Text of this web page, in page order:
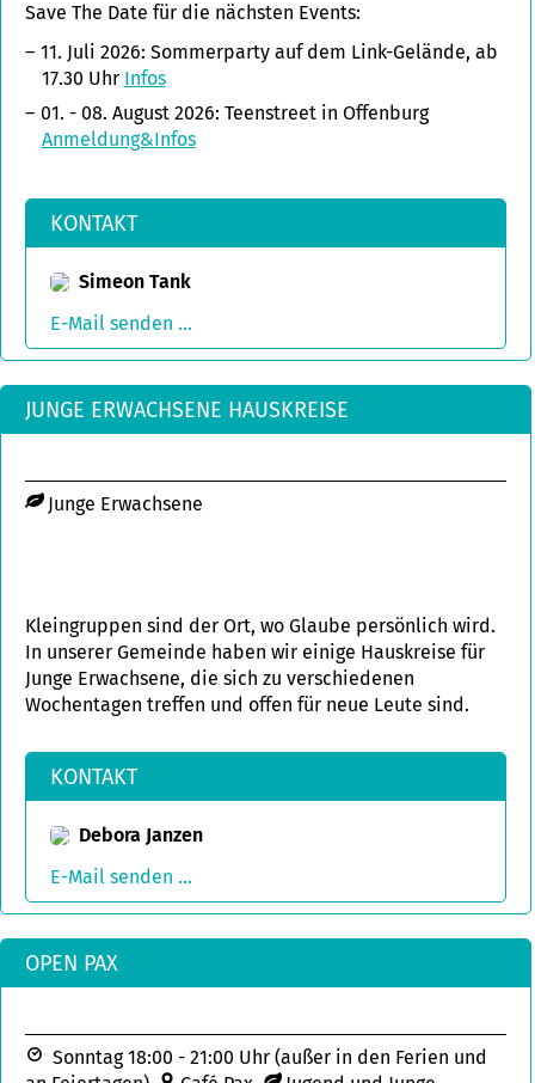
Save The Date für die nächsten Events:
11. Juli 2026: Sommerparty auf dem Link-Gelände, ab
17.30 Uhr Infos
01. - 08. August 2026: Teenstreet in Offenburg
Anmeldung&Infos
KONTAKT
Simeon Tank
E-Mail senden ...
JUNGE ERWACHSENE HAUSKREISE
Kleingruppen sind der Ort, wo Glaube persönlich wird.
In unserer Gemeinde haben wir einige Hauskreise für
Junge Erwachsene, die sich zu verschiedenen
Wochentagen treffen und offen für neue Leute sind.
Junge Erwachsene
KONTAKT
Debora Janzen
E-Mail senden ...
OPEN PAX
Sonntag 18:00 - 21:00 Uhr (außer in den Ferien und